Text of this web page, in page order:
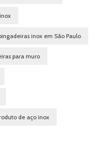
inox em São Paulo
para muro
de aço inox